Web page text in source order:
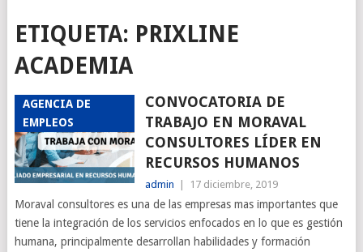
ETIQUETA: PRIXLINE
ACADEMIA
AGENCIA DE
EMPLEOS
CONVOCATORIA DE
TRABAJO EN MORAVAL
CONSULTORES LÍDER EN
RECURSOS HUMANOS
admin 17 diciembre, 2019
Moraval consultores es una de las empresas mas importantes que
tiene la integración de los servicios enfocados en lo que es gestión
humana, principalmente desarrollan habilidades y formación